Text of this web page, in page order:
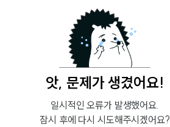
앗, 문제가 생겼어요!
일시적인 오류가 발생했어요.
잠시 후에 다시 시도해주시겠어요?